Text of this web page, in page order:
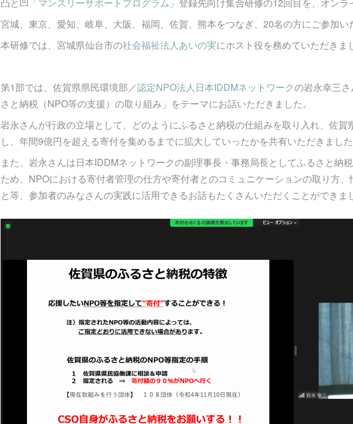
宮城、東京、愛知、岐阜、大阪、福岡、佐賀、熊本をつなぎ、20名の方にご参加い
本研修では、宮城県仙台市の社会福祉法人あいの実にホスト役を務めていただきま
第1部では、佐賀県県民環境部／認定NPO法人日本IDDMネットワークの岩永幸三
さと納税（NPO等の支援）の取り組み」をテーマにお話いただきました。
岩永さんが行政の立場として、どのようにふるさと納税の仕組みを取り入れ、佐賀
し、年間9億円を超える寄付を集めるまでに拡大していったかを共有いただきました
また、岩永さんは日本IDDMネットワークの副理事長・事務局長としてふるさと納
ため、NPOにおける寄付者管理の仕方や寄付者とのコミュニケーションの取り方
と等、参加者のみなさんの実践に活用できるお話もたくさんいただくことができま